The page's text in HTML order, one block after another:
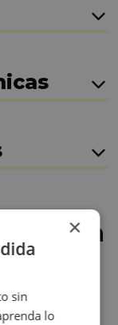
han
clientes es
conoce
×
sin
lo